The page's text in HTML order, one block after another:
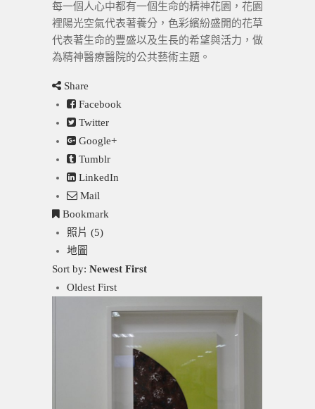
每一個人心中都有一個生命的精神花園，花園
裡陽光空氣代表著養分，色彩繽紛盛開的花草
代表著生命的豐盛以及生長的希望與活力，做
為精神醫療醫院的公共藝術主題。
Share
Facebook
Twitter
Google+
Tumblr
LinkedIn
Mail
Bookmark
照片 (5)
地圖
Sort by: Newest First
Oldest First